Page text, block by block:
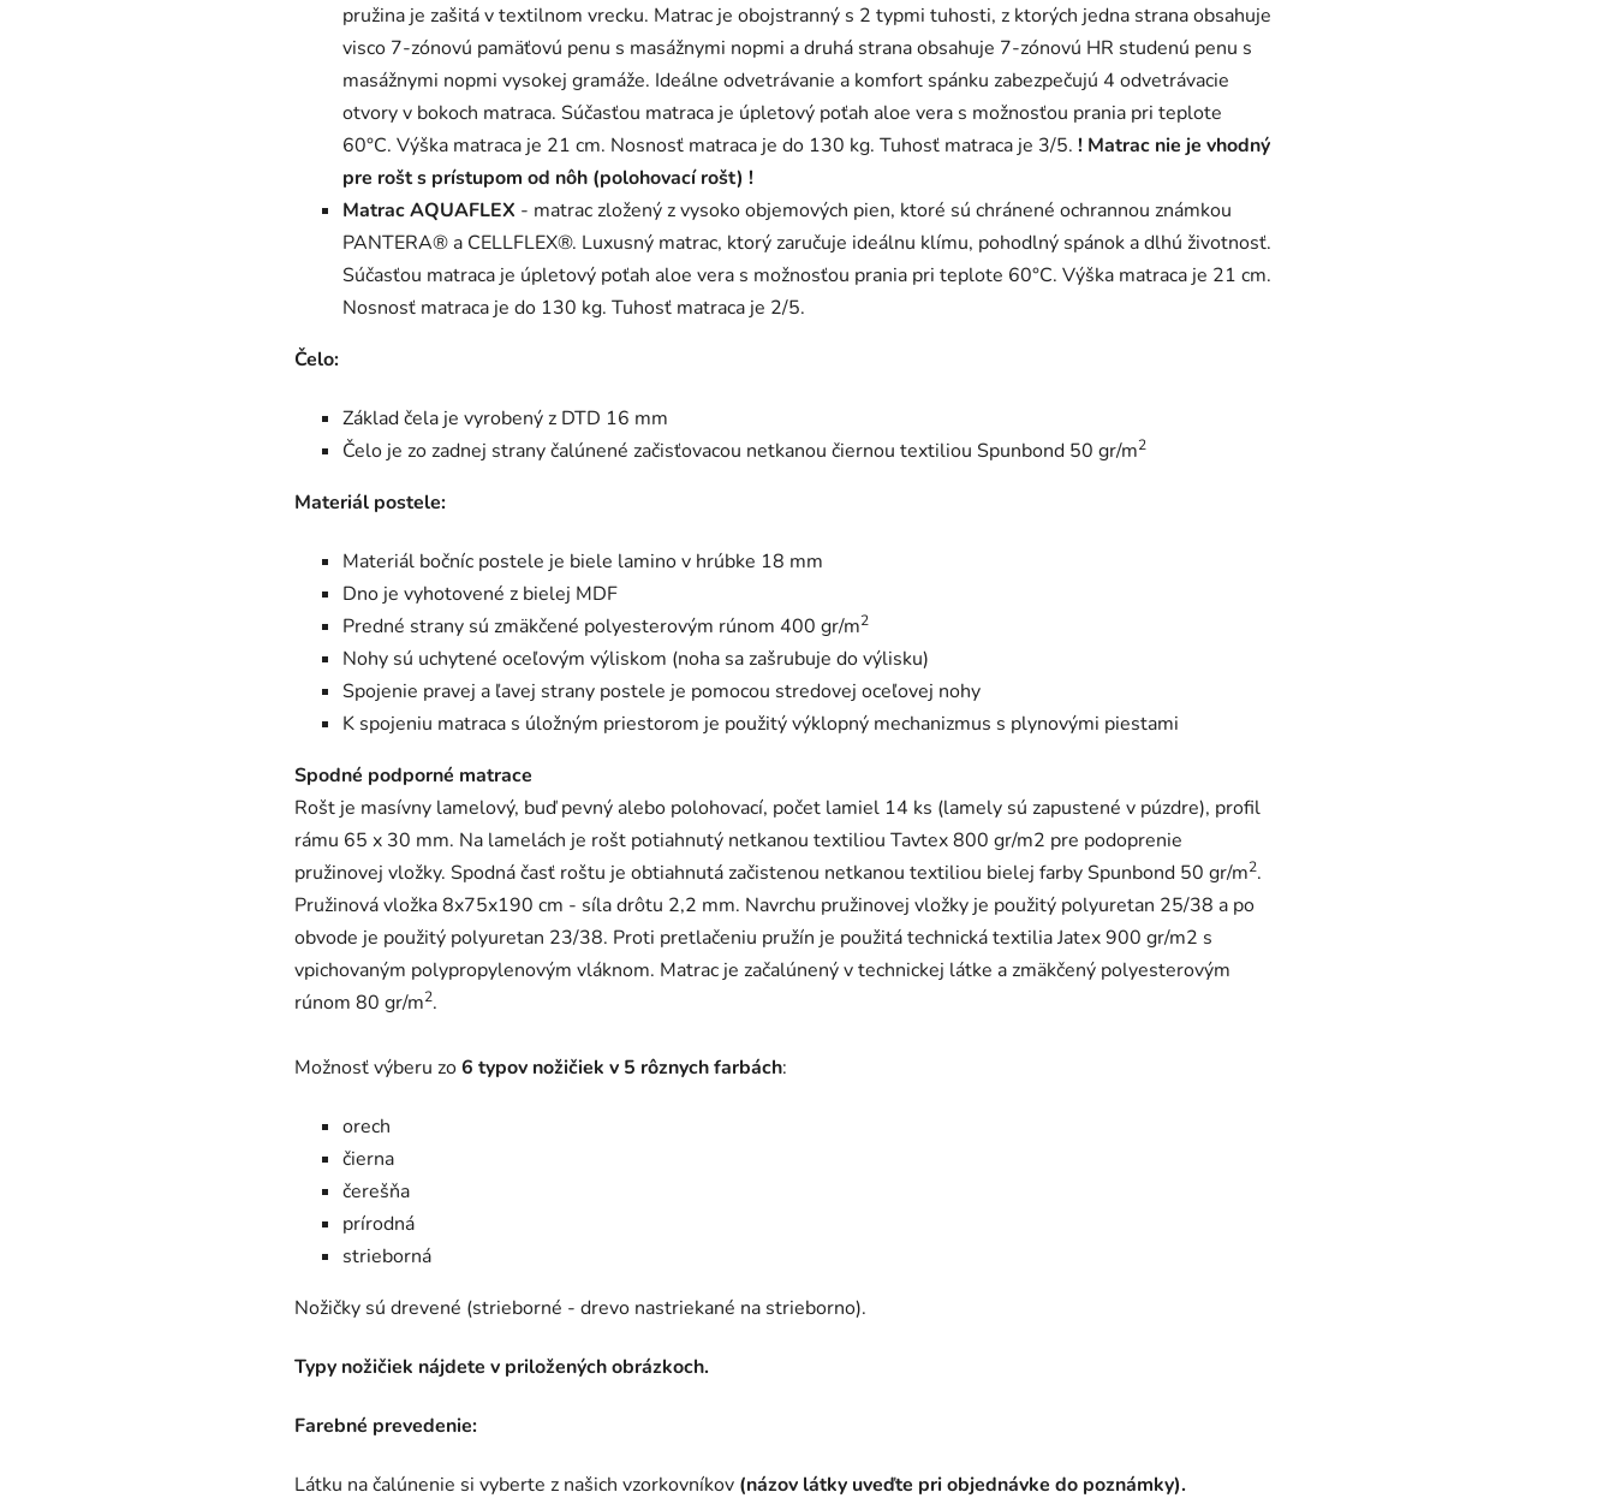
pružina je zašitá v textilnom vrecku. Matrac je obojstranný s 2 typmi tuhosti, z ktorých jedna strana obsahuje
visco 7-zónovú pamäťovú penu s masážnymi nopmi a druhá strana obsahuje 7-zónovú HR studenú penu s
masážnymi nopmi vysokej gramáže. Ideálne odvetrávanie a komfort spánku zabezpečujú 4 odvetrávacie
otvory v bokoch matraca. Súčasťou matraca je úpletový poťah aloe vera s možnosťou prania pri teplote
60°C. Výška matraca je 21 cm. Nosnosť matraca je do 130 kg. Tuhosť matraca je 3/5.! Matrac nie je vhodný
pre rošt s prístupom od nôh (polohovací rošt) !
Matrac AQUAFLEX - matrac zložený z vysoko objemových pien, ktoré sú chránené ochrannou známkou
PANTERA® a CELLFLEX®. Luxusný matrac, ktorý zaručuje ideálnu klímu, pohodlný spánok a dlhú životnosť.
Súčasťou matraca je úpletový poťah aloe vera s možnosťou prania pri teplote 60°C. Výška matraca je 21 cm.
Nosnosť matraca je do 130 kg. Tuhosť matraca je 2/5.
Čelo:
Základ čela je vyrobený z DTD 16 mm
Čelo je zo zadnej strany čalúnené začisťovacou netkanou čiernou textiliou Spunbond 50 gr/m2
Materiál postele:
Materiál bočníc postele je biele lamino v hrúbke 18 mm
Dno je vyhotovené z bielej MDF
Predné strany sú zmäkčené polyesterovým rúnom 400 gr/m2
Nohy sú uchytené oceľovým výliskom (noha sa zašrubuje do výlisku)
Spojenie pravej a ľavej strany postele je pomocou stredovej oceľovej nohy
K spojeniu matraca s úložným priestorom je použitý výklopný mechanizmus s plynovými piestami
Spodné podporné matrace
Rošt je masívny lamelový, buď pevný alebo polohovací, počet lamiel 14 ks (lamely sú zapustené v púzdre), profil
rámu 65 x 30 mm. Na lamelách je rošt potiahnutý netkanou textiliou Tavtex 800 gr/m2 pre podoprenie
pružinovej vložky. Spodná časť roštu je obtiahnutá začistenou netkanou textiliou bielej farby Spunbond 50 gr/m2.
Pružinová vložka 8x75x190 cm - síla drôtu 2,2 mm. Navrchu pružinovej vložky je použitý polyuretan 25/38 a po
obvode je použitý polyuretan 23/38. Proti pretlačeniu pružín je použitá technická textilia Jatex 900 gr/m2 s
vpichovaným polypropylenovým vláknom. Matrac je začalúnený v technickej látke a zmäkčený polyesterovým
rúnom 80 gr/m2.
Možnosť výberu zo6 typov nožičiek v 5 rôznych farbách:
orech
čierna
čerešňa
prírodná
strieborná
Nožičky sú drevené (strieborné - drevo nastriekané na strieborno).
Typy nožičiek nájdete v priložených obrázkoch.
Farebné prevedenie:
Látku na čalúnenie si vyberte z našich vzorkovníkov (názov látky uveďte pri objednávke do poznámky).